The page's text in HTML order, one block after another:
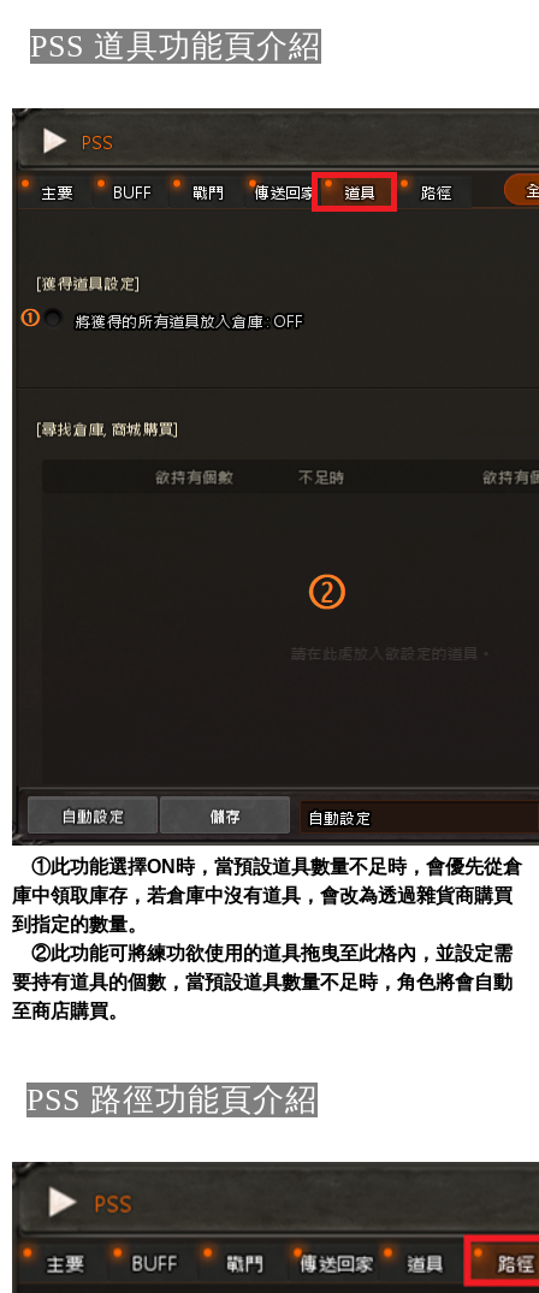
PSS 道具功能頁介紹
①此功能選擇ON 時，當預設道具數量不足時，會優先從倉
庫中領取庫存，若倉庫中沒有道具，會改為透過雜貨商購買
到指定的數量。
②此功能可將練功欲使用的道具拖曳至此格內，並設定需
要持有道具的個數，當預設道具數量不足時，角色將會自動
至商店購買。
PSS 路徑功能頁介紹